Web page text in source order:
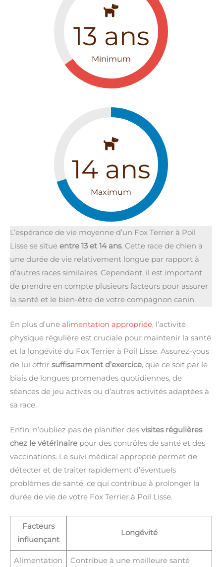
13 ans
Minimum
14 ans
Maximum
L’espérance de vie moyenne d’un Fox Terrier à Poil
Lisse se situe entre 13 et 14 ans. Cette race de chien a
une durée de vie relativement longue par rapport à
d’autres races similaires. Cependant, il est important
de prendre en compte plusieurs facteurs pour assurer
la santé et le bien-être de votre compagnon canin.
En plus d’une alimentation appropriée, l’activité
physique régulière est cruciale pour maintenir la santé
et la longévité du Fox Terrier à Poil Lisse. Assurez-vous
de lui offrir suffisamment d’exercice, que ce soit par le
biais de longues promenades quotidiennes, de
séances de jeu actives ou d’autres activités adaptées à
sa race.
Enfin, n’oubliez pas de planifier des visites régulières
chez le vétérinaire pour des contrôles de santé et des
vaccinations. Le suivi médical approprié permet de
détecter et de traiter rapidement d’éventuels
problèmes de santé, ce qui contribue à prolonger la
durée de vie de votre Fox Terrier à Poil Lisse.
Facteurs
influençant
Longévité
Alimentation
Contribue à une meilleure santé